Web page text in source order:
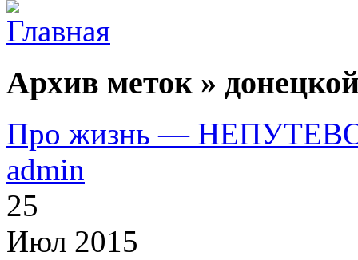
Архив меток »
Про жизнь —
admin
25
Июл 2015